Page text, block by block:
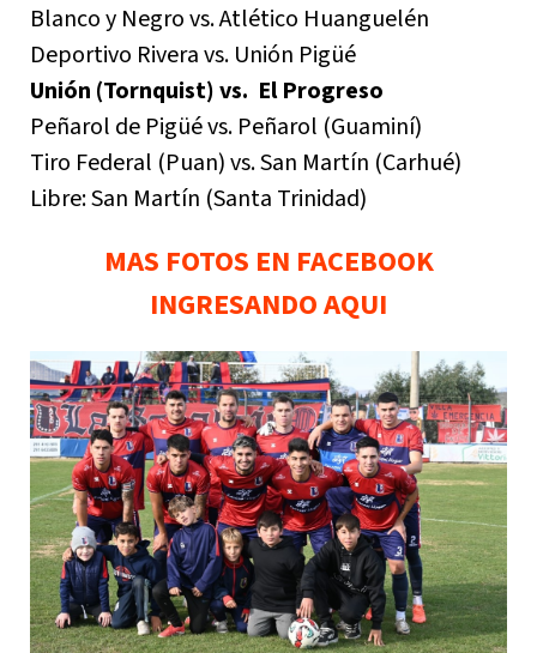
Blanco y Negro vs. Atlético Huanguelén
Deportivo Rivera vs. Unión Pigüé
Unión (Tornquist) vs. El Progreso
Peñarol de Pigüé vs. Peñarol (Guaminí)
Tiro Federal (Puan) vs. San Martín (Carhué)
Libre: San Martín (Santa Trinidad)
MAS FOTOS EN FACEBOOK
INGRESANDO AQUI